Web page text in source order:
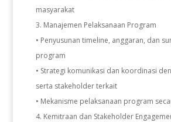
masyarakat
Manajemen Pelaksanaan Program
• Penyusunan timeline, anggaran, dan
program
• Strategi komunikasi dan koordinasi
serta stakeholder terkait
• Mekanisme pelaksanaan program
Kemitraan dan Stakeholder